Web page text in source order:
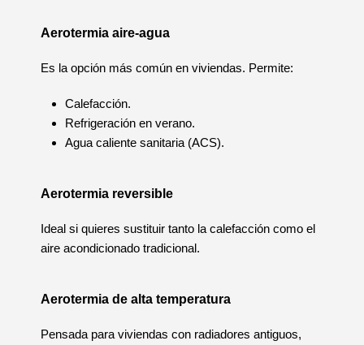
Aerotermia aire-agua
Es la opción más común en viviendas. Permite:
Calefacción.
Refrigeración en verano.
Agua caliente sanitaria (ACS).
Aerotermia reversible
Ideal si quieres sustituir tanto la calefacción como el
aire acondicionado tradicional.
Aerotermia de alta temperatura
Pensada para viviendas con radiadores antiguos,